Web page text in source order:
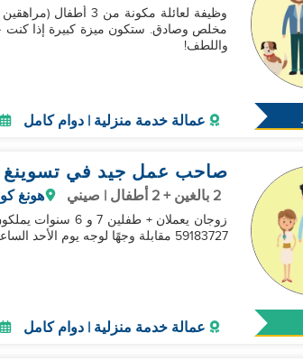
وظيفة لعائلة
مخلص وصادق. ستكون ميزة كبيرة إذا كنت
واللطف!
عمالة خدمة منزلية | دوام كامل
صاحب عمل جيد في تسوينغ
2 بالغين + 2 أطفال | صيني هونغ
59183727 مقابلة وجهًا لوجه يوم الأحد الساعة 10 صباحًا @ وكالة مساعدين السوق
عمالة خدمة منزلية | دوام كامل